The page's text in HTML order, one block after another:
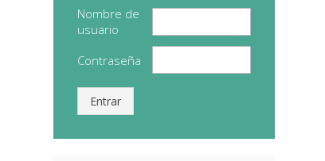
Nombre de
usuario
Contraseña
Entrar